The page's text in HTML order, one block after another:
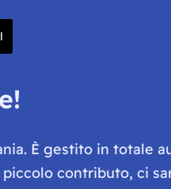
È gestito in totale
contributo, ci